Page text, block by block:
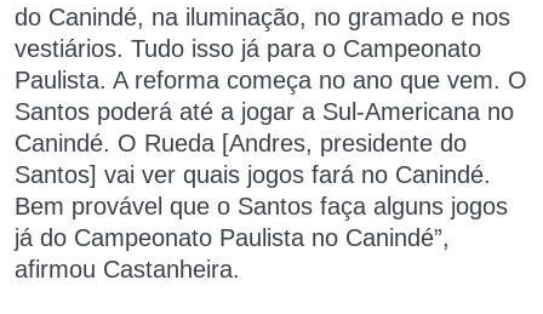
do Canindé, na iluminação, no gramado e nos
vestiários. Tudo isso já para o Campeonato
Paulista. A reforma começa no ano que vem. O
Santos poderá até a jogar a Sul-Americana no
Canindé. O Rueda [Andres, presidente do
Santos] vai ver quais jogos fará no Canindé.
Bem provável que o Santos faça alguns jogos
já do Campeonato Paulista no Canindé”,
afirmou Castanheira.